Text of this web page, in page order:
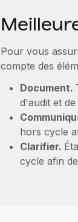
Pour vous
compte des
Document.
d'audit et
hors cycle
Clarifier.
cycle afin